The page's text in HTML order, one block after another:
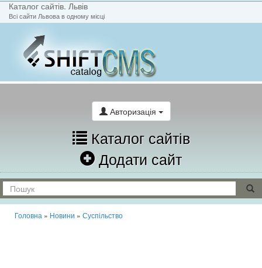
Каталог сайтів. Львів
Всі сайти Львова в одному місці
Авторизація
Каталог сайтів
Додати сайт
Головна » Новини » Суспільство